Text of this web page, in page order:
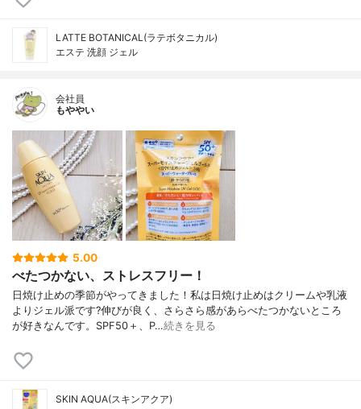
LATTE BOTANICAL(ラテボタニカル)
エステ 洗顔 ジェル
会社員
もややい
5.00
べたつかない、ストレスフリー！
日焼け止めの季節がやってきました！私は日焼け止めはクリームや乳液
よりジェル派です?伸びが良く、さらさら感があらべたつかないところ
が好きなんです。SPF50＋、P…続きを見る
SKIN AQUA(スキンアクア)